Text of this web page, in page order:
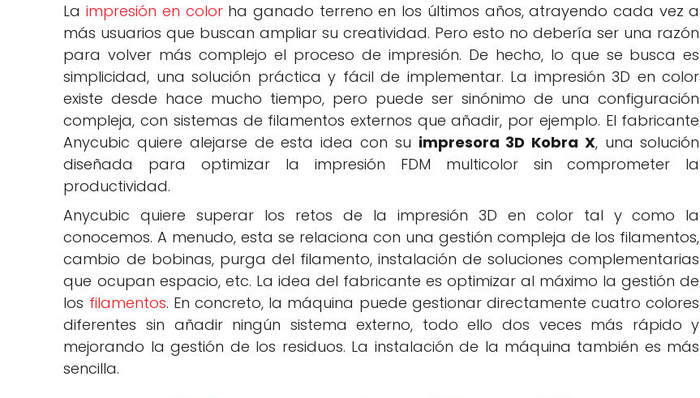
Laimpresión en colorha ganado terreno en los últimos años, atrayendo cada vez a
más usuarios que buscan ampliar su creatividad. Pero esto no debería ser una razón
para volver más complejo el proceso de impresión. De hecho, lo que se busca es
simplicidad, una solución práctica y fácil de implementar. La impresión 3D en color
existe desde hace mucho tiempo, pero puede ser sinónimo de una configuración
compleja, con sistemas de filamentos externos que añadir, por ejemplo. El fabricante
Anycubic quiere alejarse de esta idea con su impresora 3D Kobra X, una solución
diseñada para optimizar la impresión FDM multicolor sin comprometer la
productividad.
Anycubic quiere superar los retos de la impresión 3D en color tal y como la
conocemos. A menudo, esta se relaciona con una gestión compleja de los filamentos,
cambio de bobinas, purga del filamento, instalación de soluciones complementarias
que ocupan espacio, etc. La idea del fabricante es optimizar al máximo la gestión de
los filamentos. En concreto, la máquina puede gestionar directamente cuatro colores
diferentes sin añadir ningún sistema externo, todo ello dos veces más rápido y
mejorando la gestión de los residuos. La instalación de la máquina también es más
sencilla.